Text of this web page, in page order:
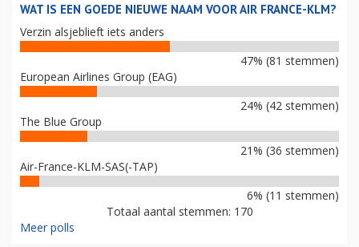
WAT IS EEN GOEDE NIEUWE NAAM VOOR AIR FRANCE-KLM?
Verzin alsjeblieft iets anders
47% (81 stemmen)
European Airlines Group (EAG)
24% (42 stemmen)
The Blue Group
21% (36 stemmen)
Air-France-KLM-SAS(-TAP)
6% (11 stemmen)
Totaal aantal stemmen: 170
Meer polls